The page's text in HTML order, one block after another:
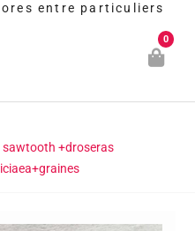
entre particuliers
0
sawtooth +droseras